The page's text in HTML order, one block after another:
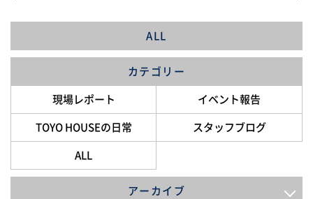
ALL
カテゴリー
現場レポート
イベント報告
TOYO HOUSEの日常
スタッフブログ
ALL
アーカイブ